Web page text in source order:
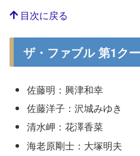
目次に戻る
ザ・ファブル 第1ク
佐藤明：興津和幸
佐藤洋子：沢城みゆき
清水岬：花澤香菜
海老原剛士：大塚明夫